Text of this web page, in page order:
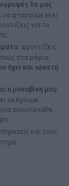
δε μας
να φτάσουμε εκεί
για το
φροντίζεις
στα ράφια
έχει και αρκετή
η μαναβική μας.
να έχουμε
φρούτα κάθε
και τους